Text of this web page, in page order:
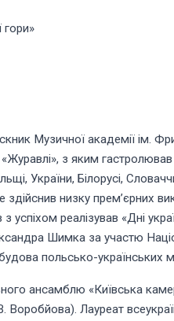
Музичної академії ім.
з яким
України, Білорусі,
низку прем’єрних
успіхом реалізував «Дні
Шимка за участю
польсько-українських
ансамблю «Київська
Воробйова). Лауреат